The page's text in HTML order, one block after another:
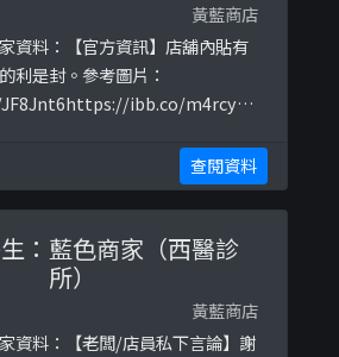
黃藍商店
資料：【官方資訊】店舖內貼有
利是封。參考圖片：
ibb.co/m4rcyS3
查閱資料
：藍色商家（西醫診
所）
黃藍商店
資料：【老闆/店員私下言論】謝